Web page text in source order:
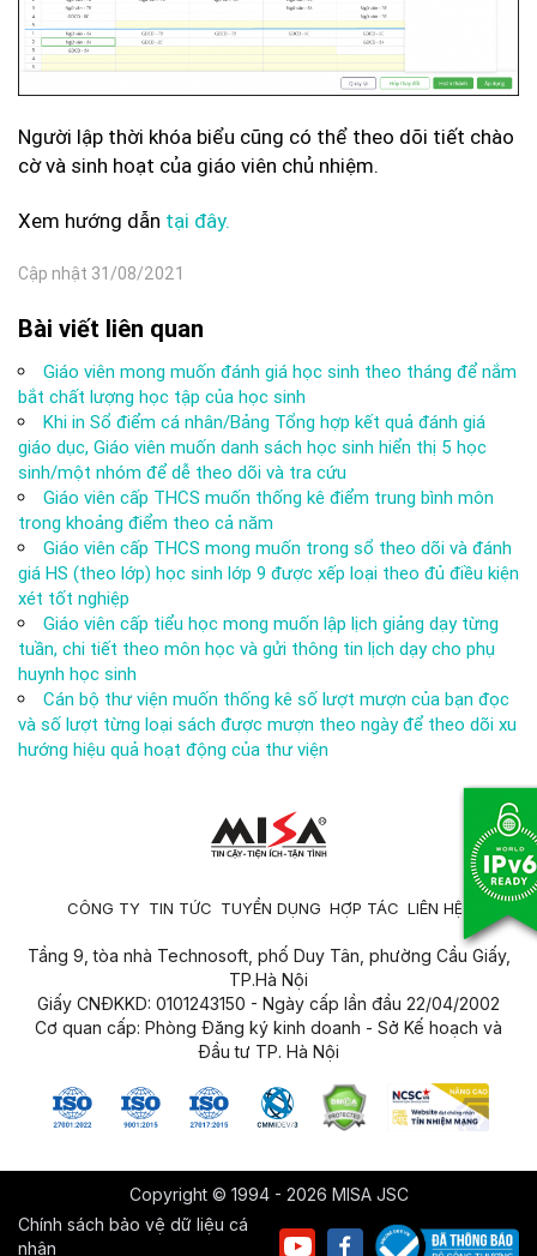
Người lập thời khóa biểu cũng có thể theo dõi tiết chào
cờ và sinh hoạt của giáo viên chủ nhiệm.
Xem hướng dẫn tại đây.
Cập nhật 31/08/2021
Bài viết liên quan
Giáo viên mong muốn đánh giá học sinh theo tháng để nắm
bắt chất lượng học tập của học sinh
Khi in Sổ điểm cá nhân/Bảng Tổng hợp kết quả đánh giá
giáo dục, Giáo viên muốn danh sách học sinh hiển thị 5 học
sinh/một nhóm để dễ theo dõi và tra cứu
Giáo viên cấp THCS muốn thống kê điểm trung bình môn
trong khoảng điểm theo cả năm
Giáo viên cấp THCS mong muốn trong sổ theo dõi và đánh
giá HS (theo lớp) học sinh lớp 9 được xếp loại theo đủ điều kiện
xét tốt nghiệp
Giáo viên cấp tiểu học mong muốn lập lịch giảng dạy từng
tuần, chi tiết theo môn học và gửi thông tin lịch dạy cho phụ
huynh học sinh
Cán bộ thư viện muốn thống kê số lượt mượn của bạn đọc
và số lượt từng loại sách được mượn theo ngày để theo dõi xu
hướng hiệu quả hoạt động của thư viện
CÔNG TY TIN TỨC TUYỂN DỤNG HỢP TÁC LIÊN HỆ
Tầng 9, tòa nhà Technosoft, phố Duy Tân, phường Cầu Giấy,
TP.Hà Nội
Giấy CNĐKKD: 0101243150 - Ngày cấp lần đầu 22/04/2002
Cơ quan cấp: Phòng Đăng ký kinh doanh - Sở Kế hoạch và
Đầu tư TP. Hà Nội
Copyright © 1994 - 2026 MISA JSC
Chính sách bảo vệ dữ liệu cá
nhân